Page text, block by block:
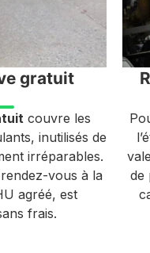
gratuit
couvre les
inutilisés de
irréparables.
vous à la
agréé, est
frais.
de